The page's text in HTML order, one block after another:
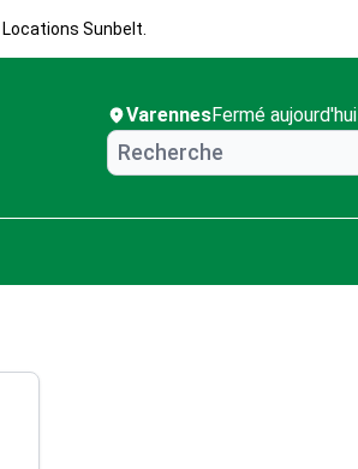
Sunbelt.
VarennesFermé aujourd'hui